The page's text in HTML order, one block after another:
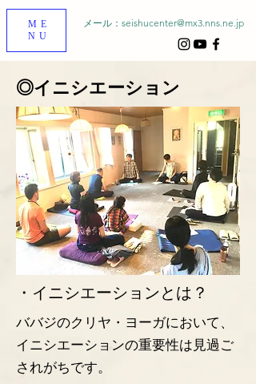
ME
NU
メール： seishucenter@mx3.nns.ne.jp
​◎イニシエーション
​・イニシエーションとは？
ババジのクリヤ・ヨーガにおいて、
イニシエーションの重要性は見過ご
されがちです。